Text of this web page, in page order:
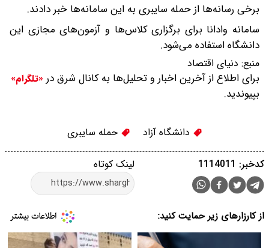
برخی رسانه‌ها از حمله سایبری به این سامانه‌ها خبر دادند.
سامانه وادانا برای برگزاری کلاس‌ها و آزمون‌های مجازی این
دانشگاه استفاده می‌شود.
منبع: دنیای اقتصاد
برای اطلاع از آخرین اخبار و تحلیل‌ها به کانال شرق در «تلگرام»
بپیوندید.
دانشگاه آزاد حمله سایبری
لینک کوتاه کدخبر: 1114011
از کارزارهای زیر حمایت کنید: